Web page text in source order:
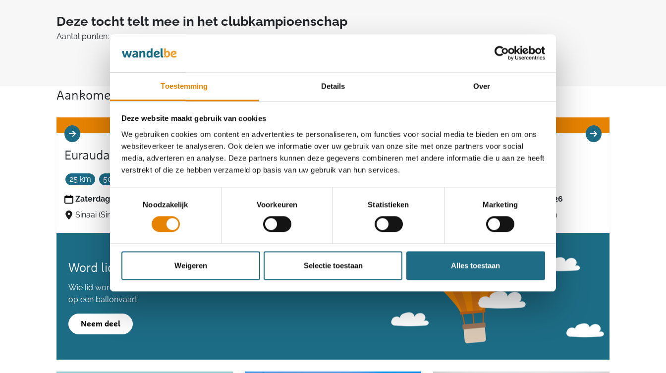
Toestemming Details Over
Deze website maakt gebruik van cookies
We gebruiken cookies om content en advertenties te personaliseren, om functies voor social media te bieden en om ons
websiteverkeer te analyseren. Ook delen we informatie over uw gebruik van onze site met onze partners voor social
media, adverteren en analyse. Deze partners kunnen deze gegevens combineren met andere informatie die u aan ze heeft
verstrekt of die ze hebben verzameld op basis van uw gebruik van hun services.
Noodzakelijk
Voorkeuren Statistieken Marketing
Weigeren Selectie toestaan Alles toestaan
Deze tocht telt mee in het clubkampioenschap
Aantal punten: 1
Aankomende wandeltochten van deze club
Euraudax Sinaai
25 km 50 km
Zaterdag 19 september 2026
Sinaai (Sint-Niklaas), Oost-Vlaanderen
Euraudax Haaltert
Haaltert, Oost-Vlaanderen
Gewijzigd
Euraudax Poperinge
Zaterdag 26 september 2026
Poperinge, West-Vlaanderen
Word lid en maak kans op een ballonvaart
Wie lid wordt voordat we de 80.000 leden bereiken kan kans maken
op een ballonvaart.
Neem deel